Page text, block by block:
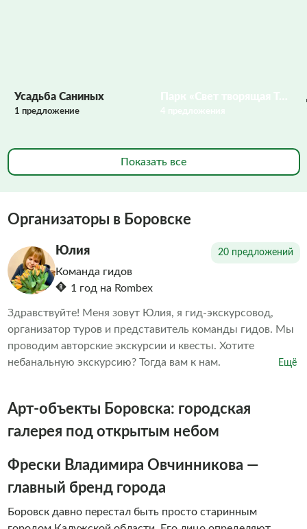
Усадьба Саниных
1 предложение
Показать все
Организаторы в Боровске
Юлия 20 предложений
Команда гидов
1 год на Rombex
Здравствуйте! Меня зовут Юлия, я гид-экскурсовод,
организатор туров и представитель команды гидов. Мы
проводим авторские экскурсии и квесты. Хотите
небанальную экскурсию? Тогда вам к нам.
Ещё
Арт-объекты Боровска: городская
галерея под открытым небом
Фрески Владимира Овчинникова —
главный бренд города
Боровск давно перестал быть просто старинным